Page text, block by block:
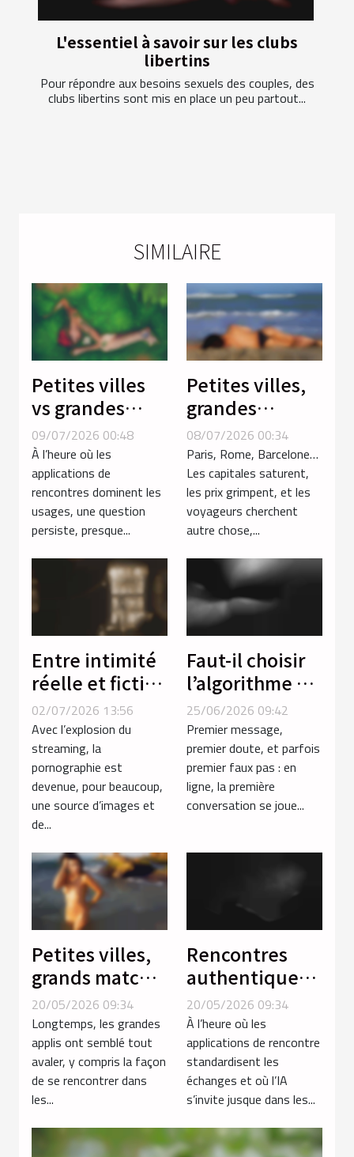
L'essentiel à savoir sur les clubs
libertins
Pour répondre aux besoins sexuels des couples, des
clubs libertins sont mis en place un peu partout...
SIMILAIRE
Petites villes
vs grandes
métropoles :
où les
rencontres
sont-elles
vraiment plus
spontanées ?
09/07/2026 00:48
À l’heure où les
applications de
rencontres dominent les
usages, une question
persiste, presque...
Petites villes,
grandes
rencontres :
explorations
hors des
sentiers battus
08/07/2026 00:34
Paris, Rome, Barcelone…
Les capitales saturent,
les prix grimpent, et les
voyageurs cherchent
autre chose,...
Entre intimité
réelle et fiction
: comment la
vidéo porno
façonne nos
attentes
02/07/2026 13:56
Avec l’explosion du
streaming, la
pornographie est
devenue, pour beaucoup,
une source d’images et
de...
Faut-il choisir
l’algorithme ou
l’instinct pour
réussir sa
première
conversation
en ligne ?
25/06/2026 09:42
Premier message,
premier doute, et parfois
premier faux pas : en
ligne, la première
conversation se joue...
Petites villes,
grands matchs
: la revanche
du local sur les
applis de
rencontres
20/05/2026 09:34
Longtemps, les grandes
applis ont semblé tout
avaler, y compris la façon
de se rencontrer dans
les...
Rencontres
authentiques :
quand
l’érotisme
redéfinit la
notion de
connexion
20/05/2026 09:34
À l’heure où les
applications de rencontre
standardisent les
échanges et où l’IA
s’invite jusque dans les...